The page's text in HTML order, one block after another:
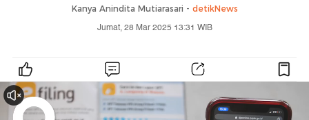
Kanya Anindita Mutiarasari - detikNews
Jumat, 28 Mar 2025 13:31 WIB